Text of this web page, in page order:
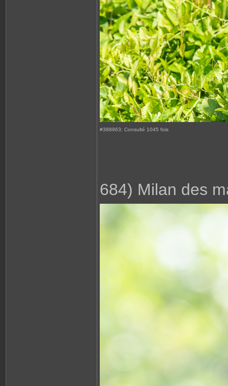
#388963: Consulté 1045 fois
684) Milan des